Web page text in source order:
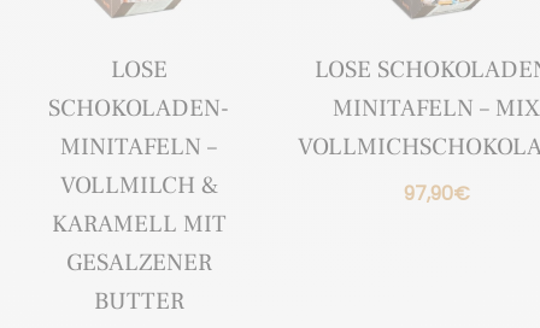
LOSE
SCHOKOLADEN-
MINITAFELN –
VOLLMILCH &
KARAMELL MIT
GESALZENER
BUTTER
LOSE
MINITAFELN – MIX
97,90€